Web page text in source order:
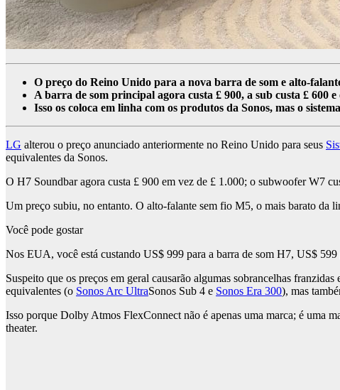
O preço do Reino Unido para a nova barra de som e alto-
A barra de som principal agora custa £ 900, a sub custa £ 600
Isso os coloca em linha com os produtos da Sonos, mas o
LG alterou o preço anunciado anteriormente no Reino Unido para seus
equivalentes da Sonos.
O H7 Soundbar agora custa £ 900 em vez de £ 1.000; o subwoofer W7
Um preço subiu, no entanto. O alto-falante sem fio M5, o mais barato da
Você pode gostar
Nos EUA, você está custando US$ 999 para a barra de som H7, US$
Suspeito que os preços em geral causarão algumas sobrancelhas franzidas
equivalentes (o Sonos Arc UltraSonos Sub 4 e Sonos Era 300), mas
Isso porque Dolby Atmos FlexConnect não é apenas uma marca; é uma
theater.